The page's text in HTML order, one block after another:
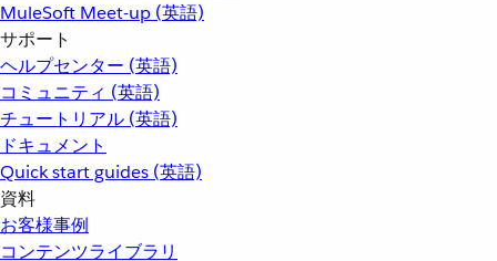
MuleSoft Meet-up (英語)
サポート
ヘルプセンター (英語)
コミュニティ (英語)
チュートリアル (英語)
ドキュメント
Quick start guides (英語)
資料
お客様事例
コンテンツライブラリ